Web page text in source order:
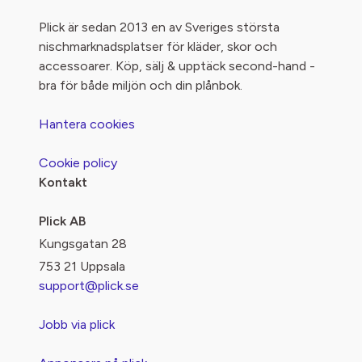
Plick är sedan 2013 en av Sveriges största
nischmarknadsplatser för kläder, skor och
accessoarer. Köp, sälj & upptäck second-hand -
bra för både miljön och din plånbok.
Hantera cookies
Cookie policy
Kontakt
Plick AB
Kungsgatan 28
753 21 Uppsala
support@plick.se
Jobb via plick